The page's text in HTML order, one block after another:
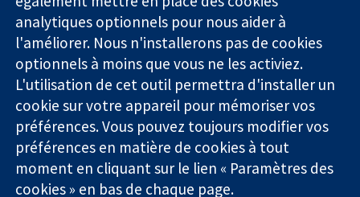
Des décisions
éclairées.
Une meilleure
santé.
Royaume-Uni
presse
Qui sommes-
nous
Offres
d'emploi
Library
La Collaboration Cochrane est une association caritative (n°
1045921) et une société à responsabilité limitée par garantie (n°
analytiques optionnels pour nous aider à
l'améliorer. Nous n'installerons pas de cookies
optionnels à moins que vous ne les activiez.
L'utilisation de cet outil permettra d'installer un
cookie sur votre appareil pour mémoriser vos
préférences. Vous pouvez toujours modifier vos
préférences en matière de cookies à tout
moment en cliquant sur le lien « Paramètres des
cookies » en bas de chaque page.